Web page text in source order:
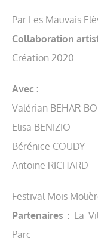
Par Les Mauvais
Collaboration
Création 2020
Avec :
Valérian BEHAR-
Elisa BENIZIO
Bérénice COUDY
Antoine RICHARD
Festival Mois
Partenaires : La
Parc